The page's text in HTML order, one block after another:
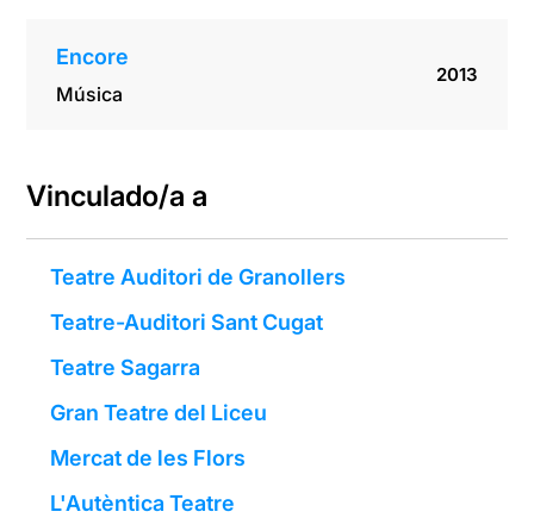
Encore
Música
2013
Vinculado/a a
Teatre Auditori de Granollers
Teatre-Auditori Sant Cugat
Teatre Sagarra
Gran Teatre del Liceu
Mercat de les Flors
L'Autèntica Teatre